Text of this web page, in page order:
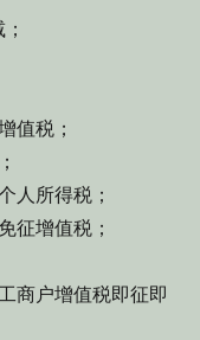
值税；
所得税；
增值税；
户增值税即征即